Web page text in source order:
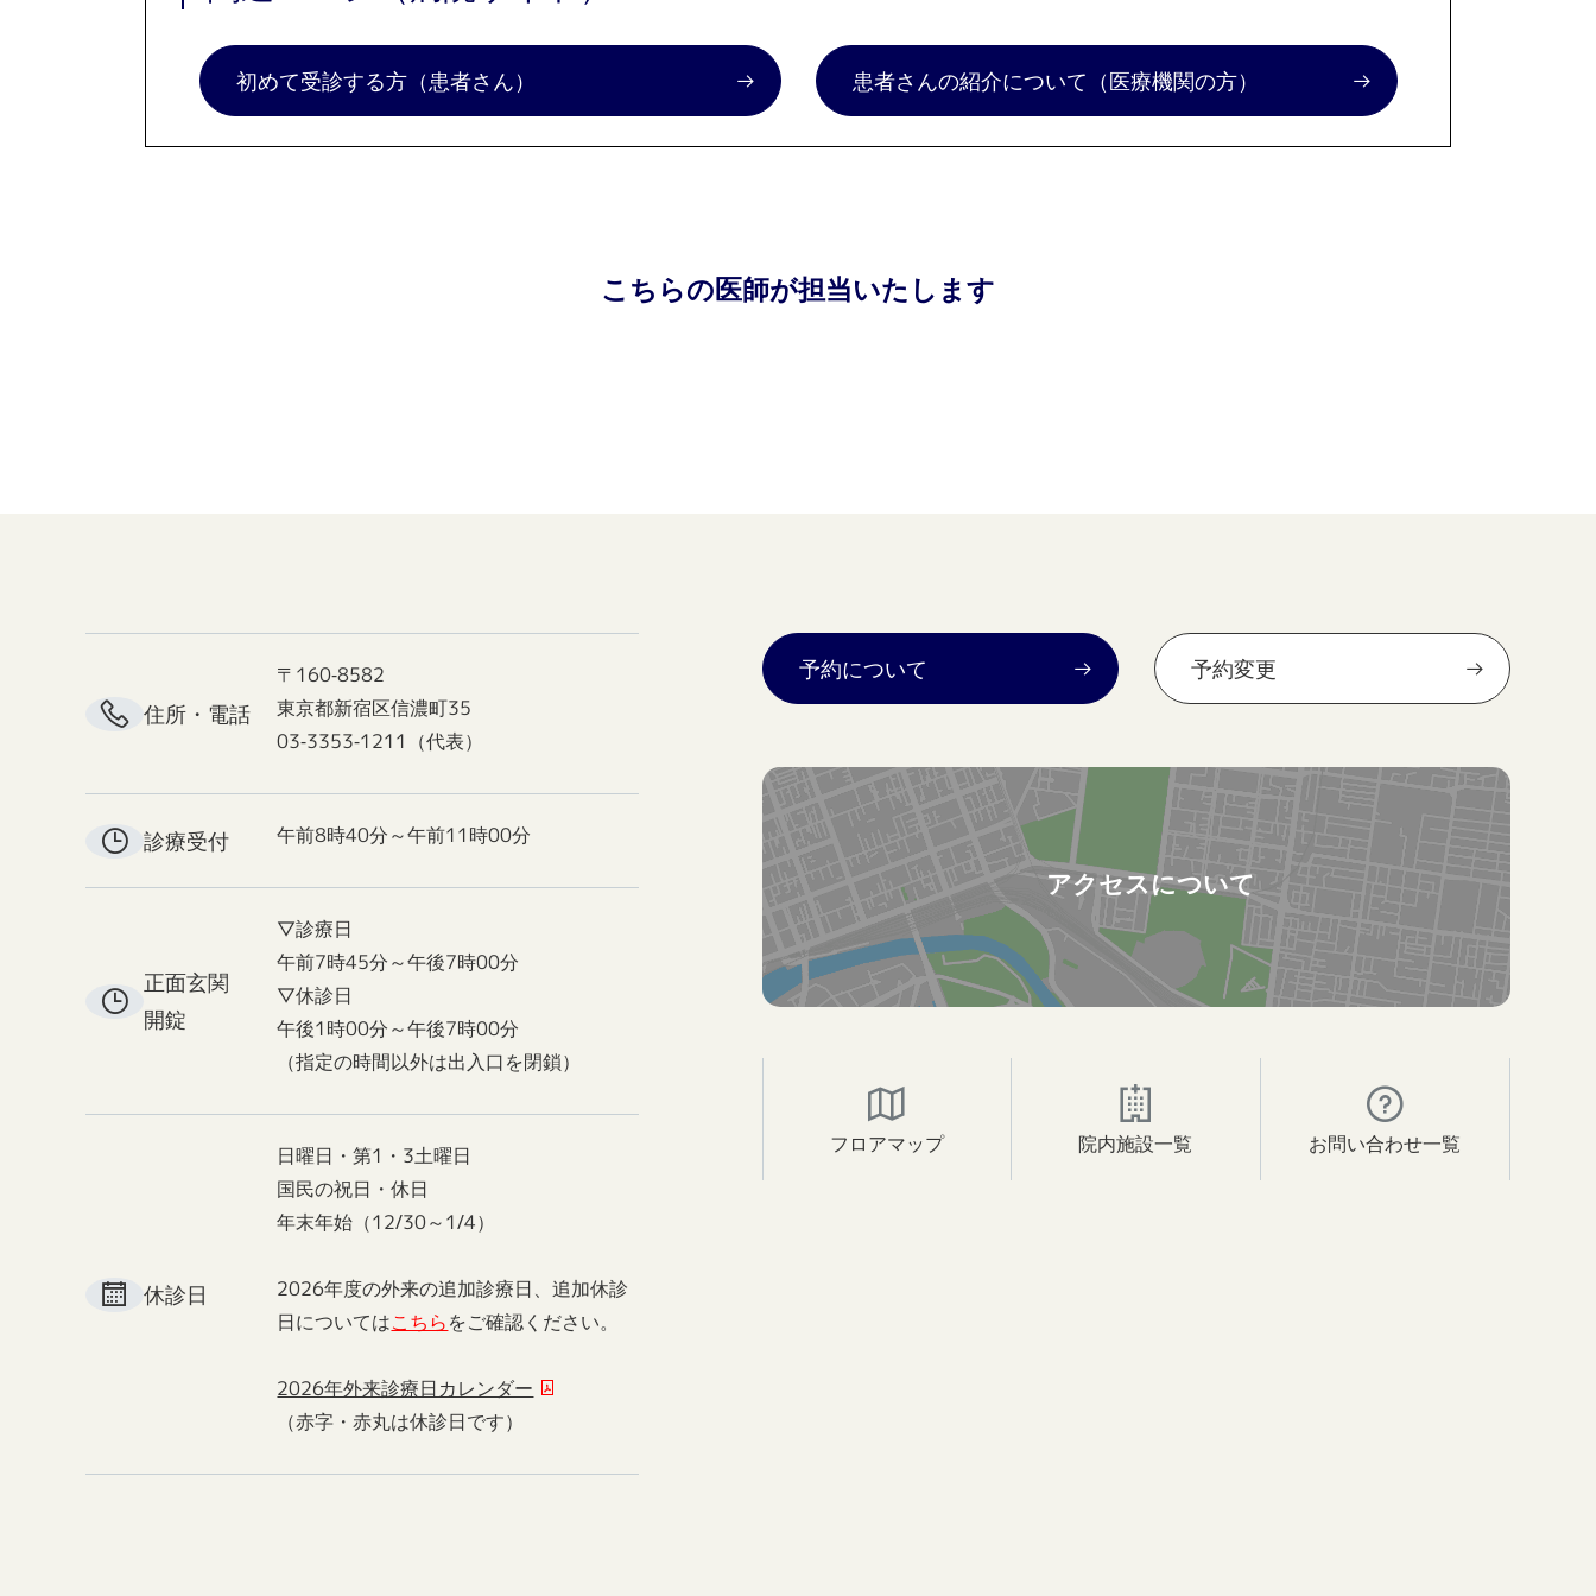
初めて受診する方（患者さん） 患者さんの紹介について （医療機関の方）
こちらの医師が担当いたします
住所・電話
〒160-8582
東京都新宿区信濃町35
03-3353-1211（代表）
診療受付 午前8時40分～午前11時00分
正面玄関
開錠
▽診療日
午前7時45分～午後7時00分
▽休診日
午後1時00分～午後7時00分
（指定の時間以外は出入口を閉鎖）
休診日
日曜日・第1・3土曜日
国民の祝日・休日
年末年始（12/30～1/4）
2026年度の外来の追加診療日、追加休診
日についてはこちらをご確認ください。
2026年外来診療日カレンダー
（赤字・赤丸は休診日です）
予約について 予約変更
アクセスについて
フロアマップ 院内施設一覧 お問い合わせ一覧